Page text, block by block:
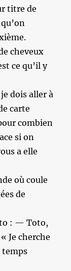
titre de
cheveux
ce qu’il y
dois aller à
carte
combien
si on
a elle
où coule
de
: — Toto,
Je cherche
temps